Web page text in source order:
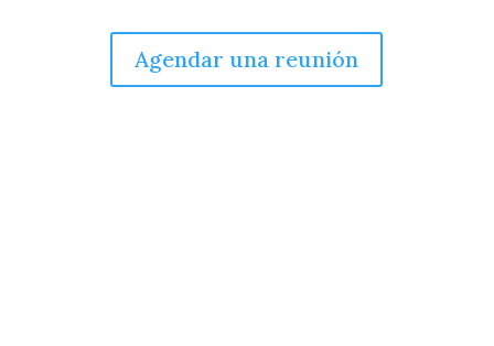
Agendar una reunión